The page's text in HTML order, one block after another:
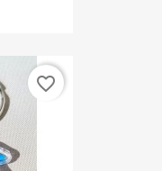
favorite_border